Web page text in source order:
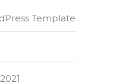
Template